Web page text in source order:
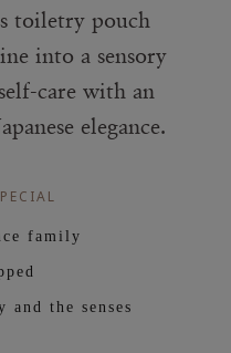
toiletry pouch
into a sensory
care with an
elegance.
family
and the senses